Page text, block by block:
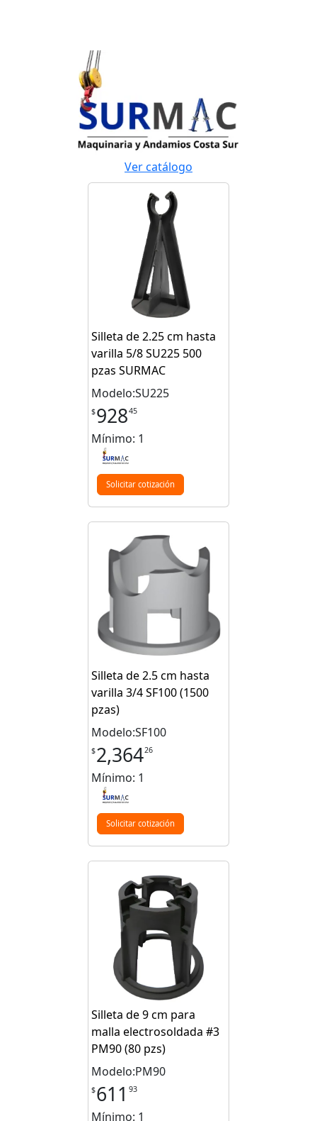
Ver catálogo
Silleta de 2.25 cm hasta
varilla 5/8 SU225 500
pzas SURMAC
Modelo:SU225
$92845
Mínimo: 1
Solicitar cotización
Silleta de 2.5 cm hasta
varilla 3/4 SF100 (1500
pzas)
Modelo:SF100
$2,36426
Mínimo: 1
Solicitar cotización
Silleta de 9 cm para
malla electrosoldada #3
PM90 (80 pzs)
Modelo:PM90
$611 93
Mínimo: 1